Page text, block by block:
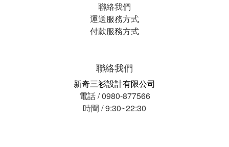
聯絡我們
運送服務方式
付款服務方式
聯絡我們
新奇三衫設計有限公司
電話 / 0980-877566
時間 / 9:30~22:30